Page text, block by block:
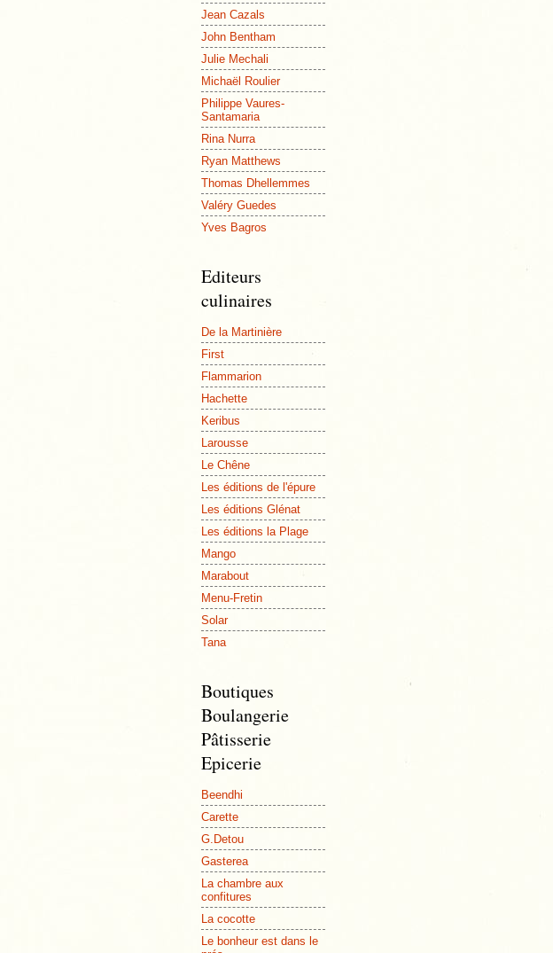
Jean Cazals
John Bentham
Julie Mechali
Michaël Roulier
Philippe Vaures-
Santamaria
Rina Nurra
Ryan Matthews
Thomas Dhellemmes
Valéry Guedes
Yves Bagros
Editeurs
culinaires
De la Martinière
First
Flammarion
Hachette
Keribus
Larousse
Le Chêne
Les éditions de l'épure
Les éditions Glénat
Les éditions la Plage
Mango
Marabout
Menu-Fretin
Solar
Tana
Boutiques
Boulangerie
Pâtisserie
Epicerie
Beendhi
Carette
G.Detou
Gasterea
La chambre aux
confitures
La cocotte
Le bonheur est dans le